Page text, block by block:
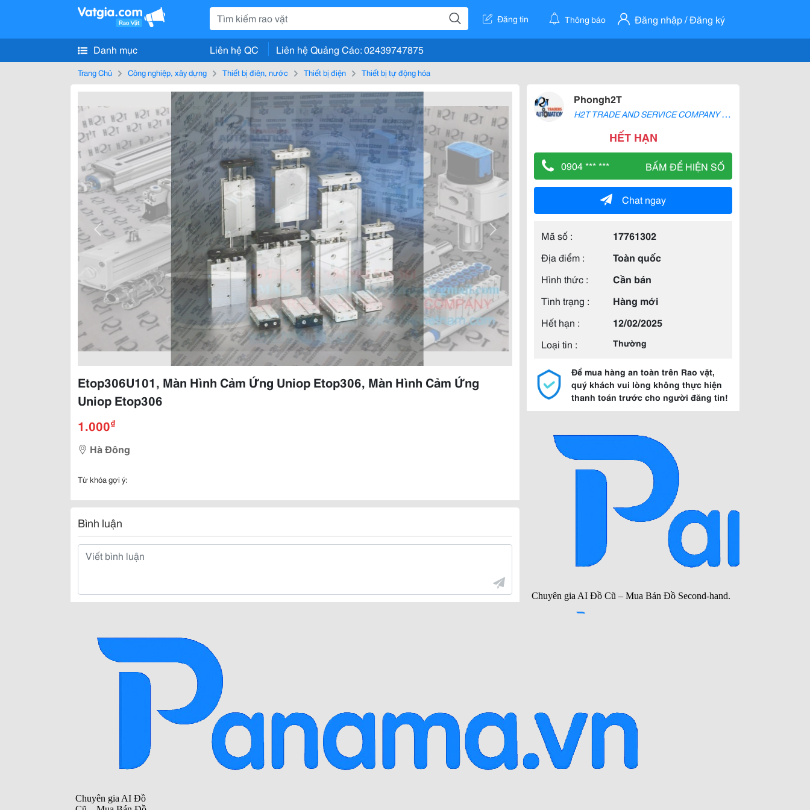
Đăng tin Thông báo Đăng nhập / Đăng ký
Danh mục Liên hệ QC Liên hệ Quảng Cáo: 02439747875
Trang Chủ Công nghiệp, xây dựng Thiết bị điện, nước Thiết bị điện Thiết bị tự động hóa
Etop306U101, Màn Hình Cảm Ứng Uniop Etop306, Màn Hình Cảm Ứng
Uniop Etop306
1.000₫
Hà Đông
Từ khóa gợi ý:
Bình luận
Phongh2T
H
2T TRADE AND SERVICE COMPANY LIMITED
HẾT HẠN
0904 *** *** BẤM ĐỂ HIỆN SỐ
Chat ngay
Mã số :
17761302
Địa điểm :
Toàn quốc
Hình thức :
Cần bán
Tình trạng :
Hàng mới
Hết hạn :
12/02/2025
Loại tin :
Thường
Để mua hàng an toàn trên Rao vặt,
quý khách vui lòng không thực hiện
thanh toán trước cho người đăng tin!